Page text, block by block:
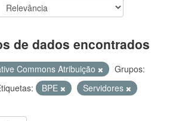
de dados encontrados
Commons Atribuição
Grupos:
BPE
Servidores